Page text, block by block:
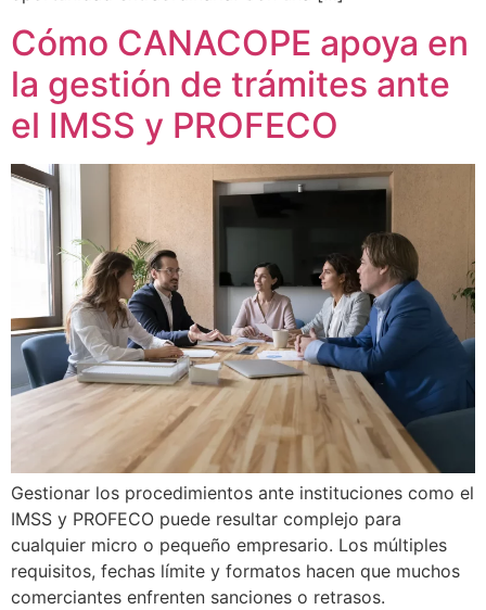
Cómo CANACOPE apoya en
la gestión de trámites ante
el IMSS y PROFECO
Gestionar los procedimientos ante instituciones como el
IMSS y PROFECO puede resultar complejo para
cualquier micro o pequeño empresario. Los múltiples
requisitos, fechas límite y formatos hacen que muchos
comerciantes enfrenten sanciones o retrasos.